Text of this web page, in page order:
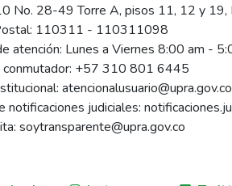
No. 28-49 Torre A, pisos 11, 12 y 19,
110311 - 110311098
atención: Lunes a Viernes 8:00 am -
conmutador: +57 310 801 6445
atencionalusuario@upra.gov.co
notificaciones judiciales:
soytransparente@upra.gov.co